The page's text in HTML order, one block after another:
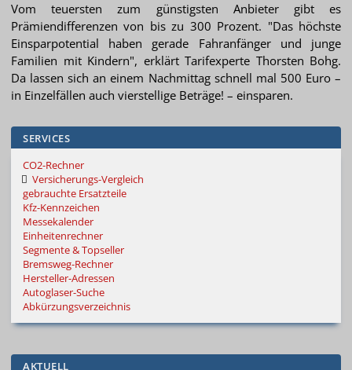
Vom teuersten zum günstigsten Anbieter gibt es
Prämiendifferenzen von bis zu 300 Prozent. "Das höchste
Einsparpotential haben gerade Fahranfänger und junge
Familien mit Kindern", erklärt Tarifexperte Thorsten Bohg.
Da lassen sich an einem Nachmittag schnell mal 500 Euro –
in Einzelfällen auch vierstellige Beträge! – einsparen.
SERVICES
CO2-Rechner
Versicherungs-Vergleich
gebrauchte Ersatzteile
Kfz-Kennzeichen
Messekalender
Einheitenrechner
Segmente & Topseller
Bremsweg-Rechner
Hersteller-Adressen
Autoglaser-Suche
Abkürzungsverzeichnis
AKTUELL